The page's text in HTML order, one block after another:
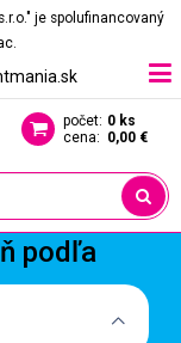
je spolufinancovaný
počet: 0 ks
cena: 0,00 €
podľa